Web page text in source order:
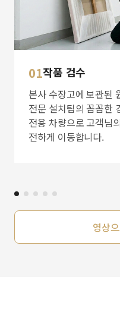
01작품 검수
본사 수장고에 보관된
전문 설치팀의 꼼꼼한
전용 차량으로 고객님
전하게 이동합니다.
영상